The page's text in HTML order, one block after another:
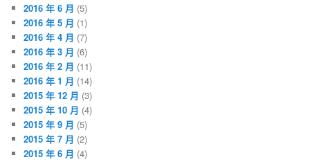
2016 年 6 月 (5)
2016 年 5 月 (1)
2016 年 4 月 (7)
2016 年 3 月 (6)
2016 年 2 月 (11)
2016 年 1 月 (14)
2015 年 12 月 (3)
2015 年 10 月 (4)
2015 年 9 月 (5)
2015 年 7 月 (2)
2015 年 6 月 (4)